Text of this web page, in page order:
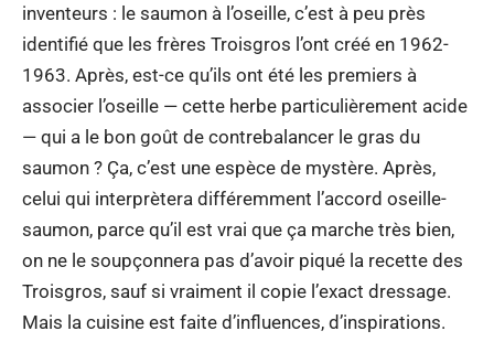
inventeurs : le saumon à l’oseille, c’est à peu près
identifié que les frères Troisgros l’ont créé en 1962-
1963. Après, est-ce qu’ils ont été les premiers à
associer l’oseille — cette herbe particulièrement acide
— qui a le bon goût de contrebalancer le gras du
saumon ? Ça, c’est une espèce de mystère. Après,
celui qui interprètera différemment l’accord oseille-
saumon, parce qu’il est vrai que ça marche très bien,
on ne le soupçonnera pas d’avoir piqué la recette des
Troisgros, sauf si vraiment il copie l’exact dressage.
Mais la cuisine est faite d’influences, d’inspirations.